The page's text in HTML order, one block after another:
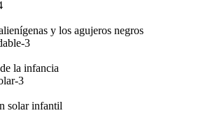
y los agujeros negros
la infancia
solar infantil